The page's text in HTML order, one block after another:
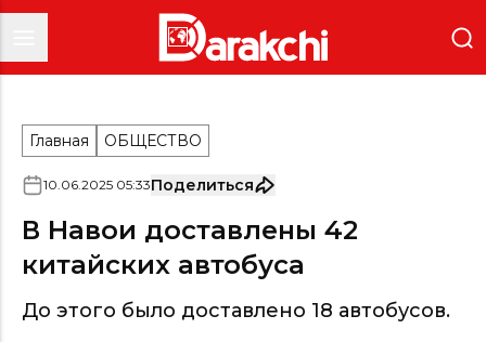
Главная ОБЩЕСТВО
10.06.2025 05:33Поделиться
В Навои доставлены 42
китайских автобуса
До этого было доставлено 18 автобусов.